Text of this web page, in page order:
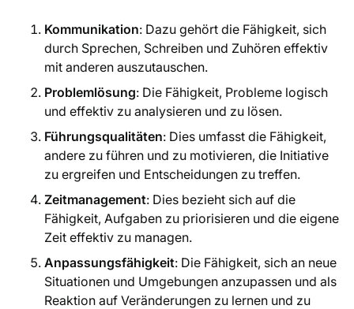
Kommunikation: Dazu gehört die Fähigkeit, sich
durch Sprechen, Schreiben und Zuhören effektiv
mit anderen auszutauschen.
Problemlösung: Die Fähigkeit, Probleme logisch
und effektiv zu analysieren und zu lösen.
Führungsqualitäten: Dies umfasst die Fähigkeit,
andere zu führen und zu motivieren, die Initiative
zu ergreifen und Entscheidungen zu treffen.
Zeitmanagement: Dies bezieht sich auf die
Fähigkeit, Aufgaben zu priorisieren und die eigene
Zeit effektiv zu managen.
Anpassungsfähigkeit: Die Fähigkeit, sich an neue
Situationen und Umgebungen anzupassen und als
Reaktion auf Veränderungen zu lernen und zu